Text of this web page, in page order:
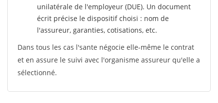
unilatérale de l'employeur (DUE). Un document
écrit précise le dispositif choisi : nom de
l'assureur, garanties, cotisations, etc.
Dans tous les cas l'sante négocie elle-même le contrat
et en assure le suivi avec l'organisme assureur qu'elle a
sélectionné.